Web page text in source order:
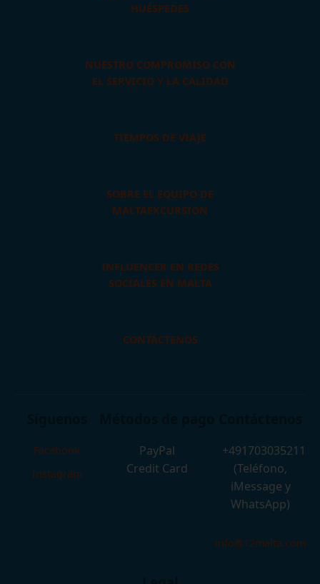
HUÉSPEDES
NUESTRO COMPROMISO CON
EL SERVICIO Y LA CALIDAD
TIEMPOS DE VIAJE
SOBRE EL EQUIPO DE
MALTAEXCURSION
INFLUENCER EN REDES
SOCIALES EN MALTA
CONTÁCTENOS
Facebook
Instagram
PayPal
Credit Card
+491703035211
(Teléfono,
iMessage y
WhatsApp)
info@12malta.com